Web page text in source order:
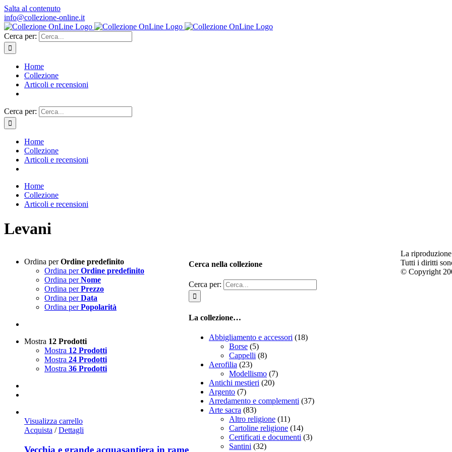
Salta al contenuto
info@collezione-online.it
Cerca per:
Home
Collezione
Articoli e recensioni
Cerca per:
Home
Collezione
Articoli e recensioni
Home
Collezione
Articoli e recensioni
Levani
Ordina perOrdine predefinito
Ordina perOrdine predefinito
Ordina perNome
Ordina perPrezzo
Ordina perData
Ordina perPopolarità
Mostra 12 Prodotti
Mostra 12 Prodotti
Mostra 24 Prodotti
Mostra 36 Prodotti
Visualizza carrello
Acquista / Dettagli
Vecchia e grande acquasantiera in rame
Cerca nella collezione
Cerca per:
La collezione…
Abbigliamento e accessori (18)
Borse (5)
Cappelli (8)
Aerofilia (23)
Modellismo (7)
Antichi mestieri (20)
Argento (7)
Arredamento e complementi (37)
Arte sacra (83)
Altro religione (11)
Cartoline religione (14)
Certificati e documenti (3)
Santini (32)
La
Tutti i diritti
© Copyright